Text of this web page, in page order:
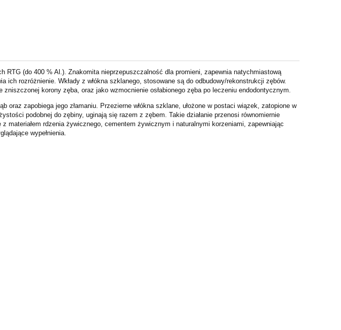
RTG (do 400 % Al.). Znakomita nieprzepuszczalność dla promieni, zapewnia natychmiastową
ich rozróżnienie. Wkłady z włókna szklanego, stosowane są do odbudowy/rekonstrukcji zębów.
korony zęba, oraz jako wzmocnienie osłabionego zęba po leczeniu endodontycznym.
oraz zapobiega jego złamaniu. Przezierne włókna szklane, ułożone w postaci wiązek, zatopione w
podobnej do zębiny, uginają się razem z zębem. Takie działanie przenosi równomiernie
materiałem rdzenia żywicznego, cementem żywicznym i naturalnymi korzeniami, zapewniając
wypełnienia.